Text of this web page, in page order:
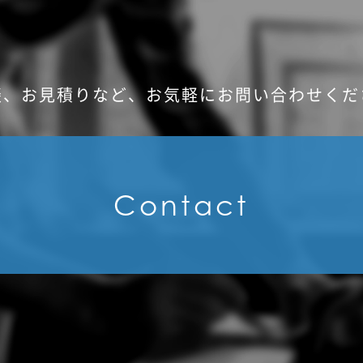
お見積りなど、 お気軽にお問い合わせく
Contact